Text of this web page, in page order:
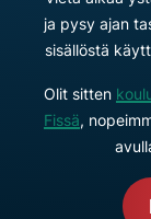
ja pysy ajan
sisällöstä
Olit sitten
Fissä,